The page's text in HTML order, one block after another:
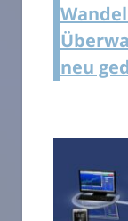
neu